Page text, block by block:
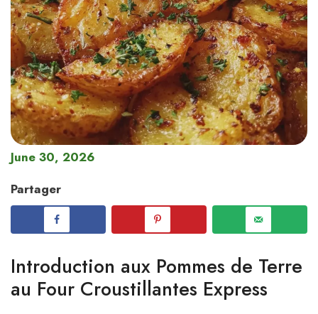
June 30, 2026
Partager
Introduction aux Pommes de Terre
au Four Croustillantes Express